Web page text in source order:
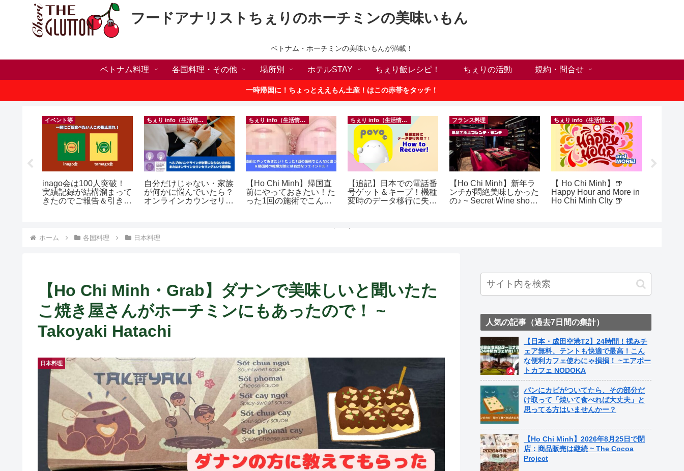
フードアナリストちぇりのホーチミンの美味いもん
ベトナム・ホーチミンの美味いもんが満載！
ベトナム料理 各国料理・その他 場所別 ホテルSTAY ちぇり飯レシピ！ ちぇりの活動 規約・問合せ
一時帰国に！ちょっとええもん土産！はこの赤帯をタッチ！
イベント等
inago会は100人突破！
実績記録が結構溜まって
きたのでご報告＆引き続
ちぇり info（生活情報）
自分だけじゃない・家族
が何かに悩んでいたら？
オンラインカウンセリン
ちぇり info（生活情報）
【Ho Chi Minh】帰国直
前にやっておきたい！た
った1回の施術でこんな
ちぇり info（生活情報）
【追記】日本での電話番
号ゲット＆キープ！機種
変時のデータ移行に失敗
フランス料理
【Ho Chi Minh】新年ラ
ンチが悶絶美味しかった
の♪ ~ Secret Wine shop
ちぇり info（生活情報）
【 Ho Chi Minh】🍺
Happy Hour and More in
Ho Chi Minh CIty 🍺
ホーム 各国料理 日本料理
【Ho Chi Minh・Grab】ダナンで美味しいと聞いたた
こ焼き屋さんがホーチミンにもあったので！ ~
Takoyaki Hatachi
日本料理
人気の記事（過去7日間の集計）
【日本・成田空港T2】24時間！揉みチ
ェア無料、テントも快適で最高！こん
な便利カフェ使わにゃ損損！ ~エアポー
トカフェ NODOKA
パンにカビがついてたら、その部分だ
け取って「焼いて食べれば大丈夫」と
思ってる方はいませんかー？
【Ho Chi Minh】2026年8月25日で閉
店：商品販売は継続 ~ The Cocoa
Project